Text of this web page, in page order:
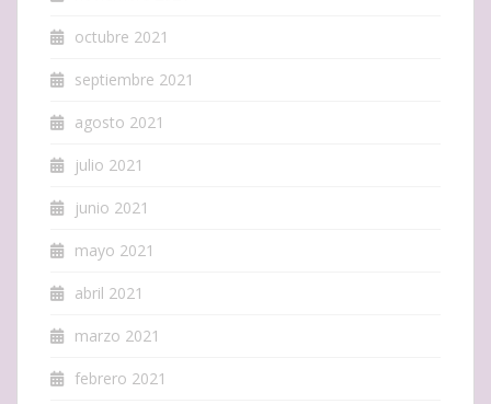
octubre 2021
septiembre 2021
agosto 2021
julio 2021
junio 2021
mayo 2021
abril 2021
marzo 2021
febrero 2021